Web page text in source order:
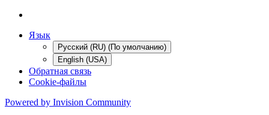
Язык
Русский (RU) (По умолчанию)
English (USA)
Обратная связь
Cookie-файлы
Powered by Invision Community